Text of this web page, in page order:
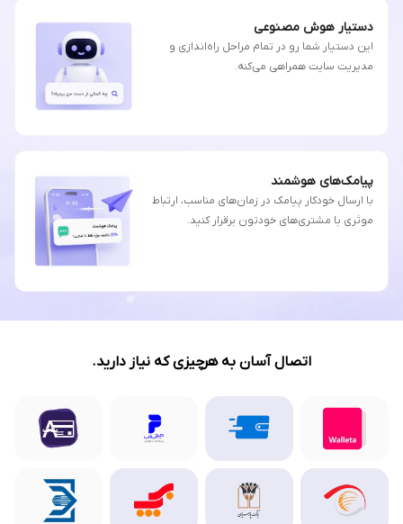
دستیار هوش مصنوعی
این دستیار شما رو در تمام مراحل راه‌اندازی و
مدیریت سایت همراهی می‌کنه.
پیامک‌های هوشمند
با ارسال خودکار پیامک در زمان‌های مناسب، ارتباط
موثری با مشتری‌های خودتون برقرار کنید.
اتصال آسان به هرچیزی که نیاز دارید.